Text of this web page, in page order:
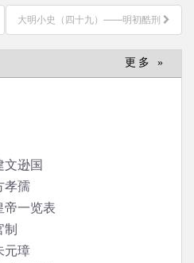
大明小史（四十九）——明初酷刑
更多 »
逊国
孺
一览表
制
璋